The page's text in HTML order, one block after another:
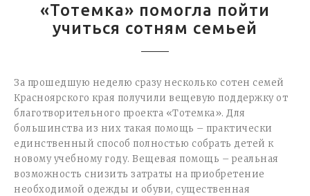
«Тотемка» помогла пойти
учиться сотням семьей
За прошедшую неделю сразу несколько сотен семей
Красноярского края получили вещевую поддержку от
благотворительного проекта «Тотемка». Для
большинства из них такая помощь – практически
единственный способ полностью собрать детей к
новому учебному году. Вещевая помощь – реальная
возможность снизить затраты на приобретение
необходимой одежды и обуви, существенная